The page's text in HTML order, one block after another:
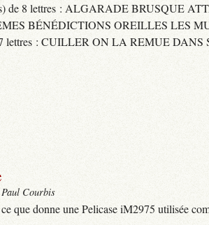
de 8 lettres : ALGARADE BRUSQUE
BÉNÉDICTIONS OREILLES LES
lettres : CUILLER ON LA REMUE DANS
Courbis
que donne une Pelicase iM2975 utilisée